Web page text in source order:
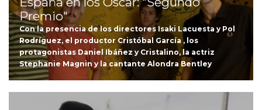
Premio"
Con la presencia de los directores Isaki Lacuesta y Pol
Rodríguez, el productor Cristóbal García , los
protagonistas Daniel Ibáñez y Cristalino, la actriz
Stephanie Magnin y la cantante Alondra Bentley